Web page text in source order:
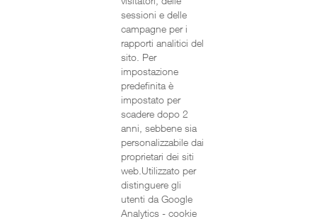
sessioni e delle
campagne per i
rapporti analitici del
sito. Per
impostazione
predefinita è
impostato per
scadere dopo 2
anni, sebbene sia
personalizzabile dai
proprietari dei siti
web.Utilizzato per
distinguere gli
utenti da Google
Analytics - cookie